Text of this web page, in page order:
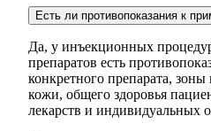
Есть ли противопоказания к
Да, у инъекционных
препаратов есть
конкретного препарата, зоны
кожи, общего здоровья
лекарств и индивидуальных